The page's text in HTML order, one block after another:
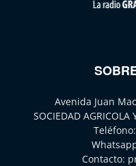
Avenida Juan
SOCIEDAD AGRICOLA
Teléfono:
Contacto: